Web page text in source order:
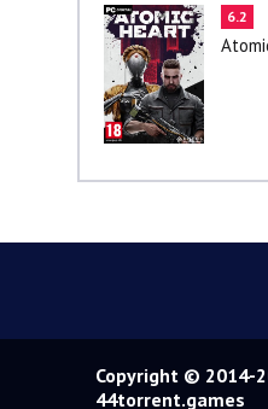
6.2
Copyright © 2014-
44torrent.games